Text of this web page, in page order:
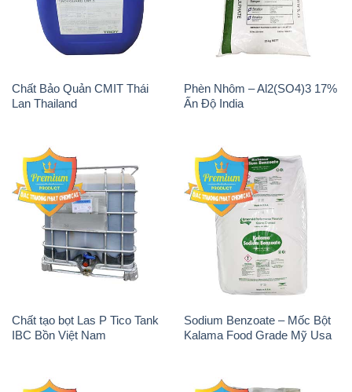
Chất Bảo Quản CMIT Thái
Lan Thailand
Phèn Nhôm – Al2(SO4)3 17%
Ấn Độ India
Chất tạo bọt Las P Tico Tank
IBC Bồn Việt Nam
Sodium Benzoate – Mốc Bột
Kalama Food Grade Mỹ Usa